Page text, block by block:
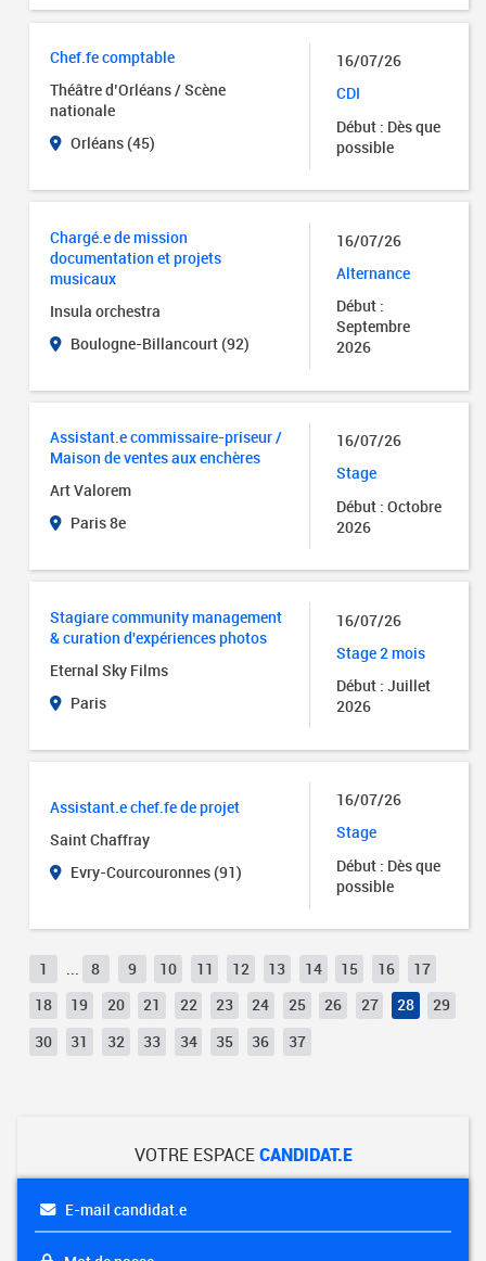
Chef.fe comptable
Théâtre d’Orléans / Scène
nationale
Orléans (45)
16/07/26
CDI
Début : Dès que
possible
Chargé.e de mission
documentation et projets
musicaux
Insula orchestra
Boulogne-Billancourt (92)
16/07/26
Alternance
Début :
Septembre
2026
Assistant.e commissaire-priseur /
Maison de ventes aux enchères
Art Valorem
Paris 8e
16/07/26
Stage
Début : Octobre
2026
Stagiare community management
& curation d'expériences photos
Eternal Sky Films
Paris
16/07/26
Stage 2 mois
Début : Juillet
2026
Assistant.e chef.fe de projet
Saint Chaffray
Evry-Courcouronnes (91)
16/07/26
Stage
Début : Dès que
possible
1 ... 8 9 10 11 12 13 14 15 16
17
18
19 20 21 22 23 24 25 26 27 28
29
30
31 32 33 34 35 36 37
VOTRE ESPACECANDIDAT.E
E-mail candidat.e